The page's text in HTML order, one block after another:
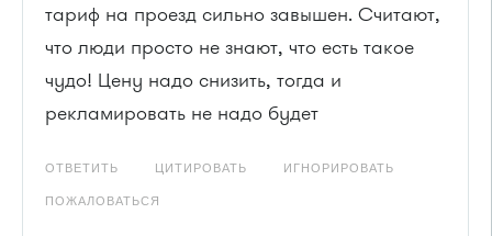
тариф на проезд сильно завышен. Считают,
что люди просто не знают, что есть такое
чудо! Цену надо снизить, тогда и
рекламировать не надо будет
ОТВЕТИТЬ ЦИТИРОВАТЬ ИГНОРИРОВАТЬ
ПОЖАЛОВАТЬСЯ